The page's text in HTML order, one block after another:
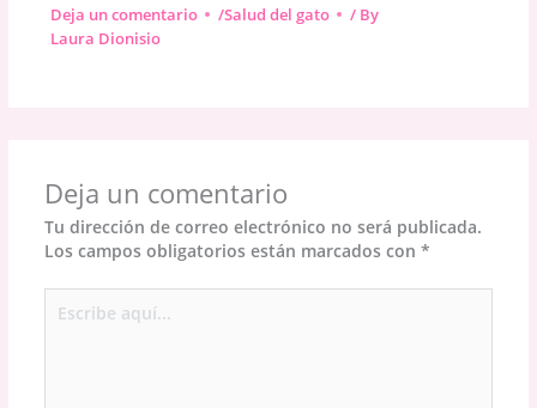
Deja un comentario /Salud del gato
/ By
Laura Dionisio
Deja un comentario
Tu dirección de correo electrónico no será publicada.
Los campos obligatorios están marcados con *
aquí...